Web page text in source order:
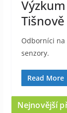
Tišnově
Odborníci
senzory.
Read More
Nejnovější